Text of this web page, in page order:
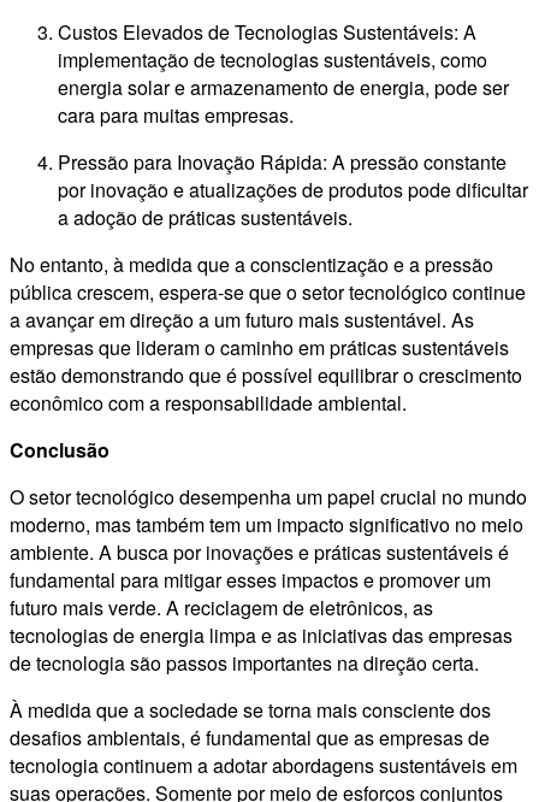
Custos Elevados de Tecnologias Sustentáveis: A
implementação de tecnologias sustentáveis, como
energia solar e armazenamento de energia, pode ser
cara para muitas empresas.
Pressão para Inovação Rápida: A pressão constante
por inovação e atualizações de produtos pode dificultar
a adoção de práticas sustentáveis.
No entanto, à medida que a conscientização e a pressão
pública crescem, espera-se que o setor tecnológico continue
a avançar em direção a um futuro mais sustentável. As
empresas que lideram o caminho em práticas sustentáveis
estão demonstrando que é possível equilibrar o crescimento
econômico com a responsabilidade ambiental.
Conclusão
O setor tecnológico desempenha um papel crucial no mundo
moderno, mas também tem um impacto significativo no meio
ambiente. A busca por inovações e práticas sustentáveis é
fundamental para mitigar esses impactos e promover um
futuro mais verde. A reciclagem de eletrônicos, as
tecnologias de energia limpa e as iniciativas das empresas
de tecnologia são passos importantes na direção certa.
À medida que a sociedade se torna mais consciente dos
desafios ambientais, é fundamental que as empresas de
tecnologia continuem a adotar abordagens sustentáveis em
suas operações. Somente por meio de esforços conjuntos